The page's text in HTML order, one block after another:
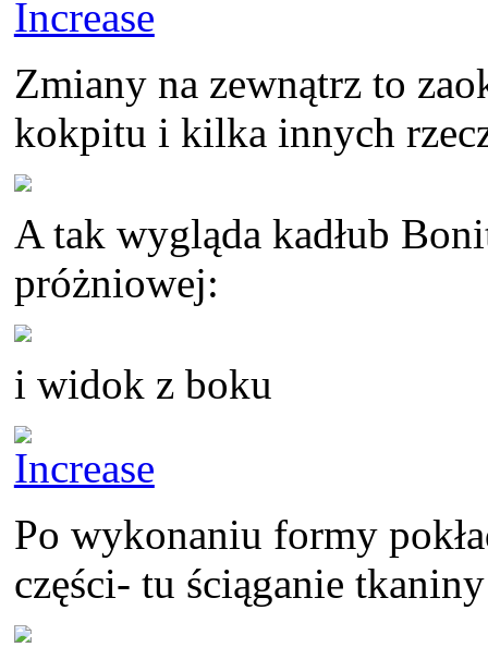
Zmiany na zewnątrz to
kokpitu i kilka innych
A tak wygląda kadłub
próżniowej:
i widok z boku
Po wykonaniu formy
części- tu ściąganie